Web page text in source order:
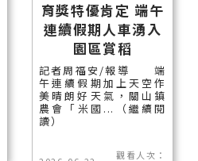
育獎特優肯定 端午
連續假期人車湧入
園區賞稻
記者周福安/報導 端
午連續假期加上天空作
美晴朗好天氣，關山鎮
農會「米國...（繼續閱
讀）
觀看人次：